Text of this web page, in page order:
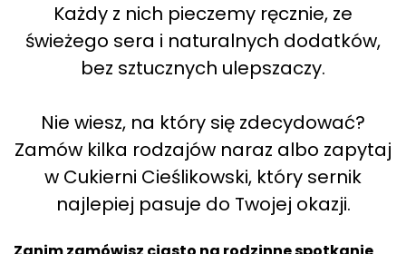
Każdy z nich pieczemy ręcznie, ze
świeżego sera i naturalnych dodatków,
bez sztucznych ulepszaczy.
Nie wiesz, na który się zdecydować?
Zamów kilka rodzajów naraz albo zapytaj
w Cukierni Cieślikowski, który sernik
najlepiej pasuje do Twojej okazji.